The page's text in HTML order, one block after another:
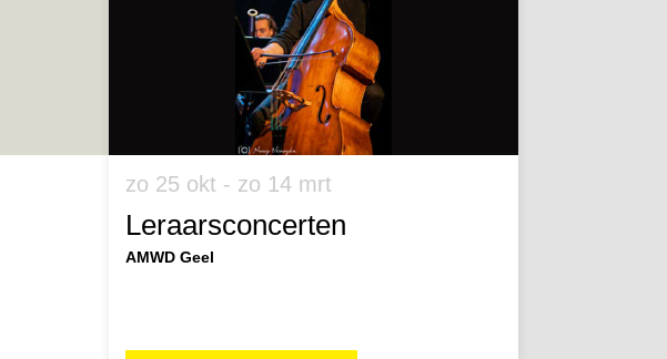
Leraarsconcerten
AMWD Geel
zo 25 okt - zo 14 mrt